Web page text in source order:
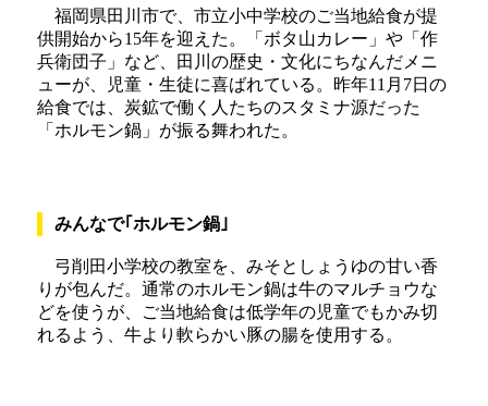
福岡県田川市で、市立小中学校のご当地給食が提
供開始から15年を迎えた。「ボタ山カレー」や「作
兵衛団子」など、田川の歴史・文化にちなんだメニ
ューが、児童・生徒に喜ばれている。昨年11月7日の
給食では、炭鉱で働く人たちのスタミナ源だった
「ホルモン鍋」が振る舞われた。
みんなで｢ホルモン鍋｣
弓削田小学校の教室を、みそとしょうゆの甘い香
りが包んだ。通常のホルモン鍋は牛のマルチョウな
どを使うが、ご当地給食は低学年の児童でもかみ切
れるよう、牛より軟らかい豚の腸を使用する。